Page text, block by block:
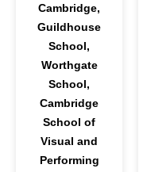
Cambridge,
Guildhouse
School,
Worthgate
School,
Cambridge
School of
Visual and
Performing